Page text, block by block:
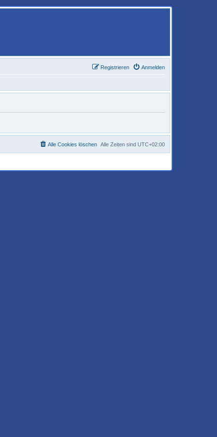
Anmelden
Registrieren
Alle Zeiten sind UTC+02:00
Alle Cookies löschen